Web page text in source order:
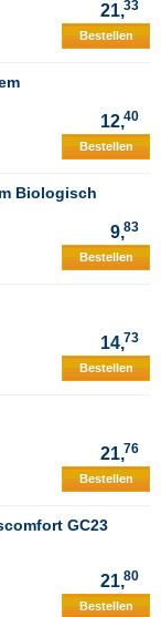
21,33
Bestellen
12,40
Bestellen
Biologisch
9,83
Bestellen
14,73
Bestellen
21,76
Bestellen
GC23
21,80
Bestellen